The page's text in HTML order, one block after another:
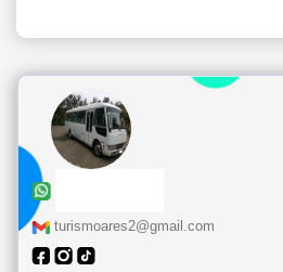
turismoares2@gmail.com